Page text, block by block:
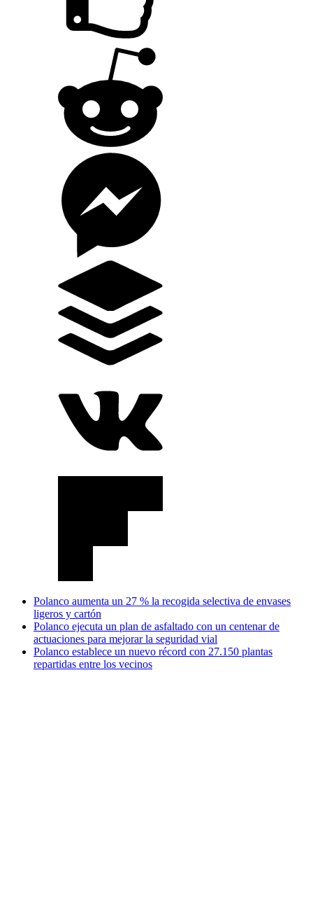
Polanco aumenta un 27 % la recogida selectiva de envases
ligeros y cartón
Polanco ejecuta un plan de asfaltado con un centenar de
actuaciones para mejorar la seguridad vial
Polanco establece un nuevo récord con 27.150 plantas
repartidas entre los vecinos